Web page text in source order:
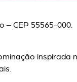
– CEP 55565-000.
inspirada